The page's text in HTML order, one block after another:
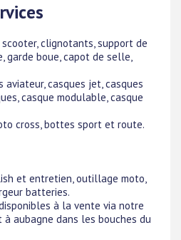
clignotants, support de
garde boue, capot de selle,
casques jet, casques
casque modulable, casque
cross, bottes sport et route.
et entretien, outillage moto,
batteries.
à la vente via notre
aubagne dans les bouches du